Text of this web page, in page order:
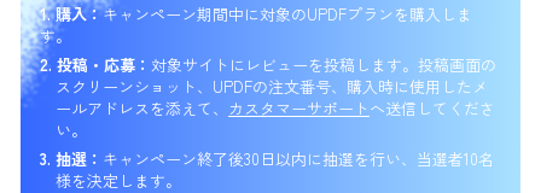
1. 購入：キャンペーン期間中に対象のUPDFプランを購入しま
す。
2. 投稿・応募： 対象サイトにレビューを投稿します。 投稿画面の
スクリーンショット、UPDFの注文番号、 購入時に使用したメ
ールアドレスを添えて、
カスタマーサポート へ送信してくださ
い。
3. 抽選： キャンペーン終了後30日以内に抽選を行い、当選者10名
様を決定します。